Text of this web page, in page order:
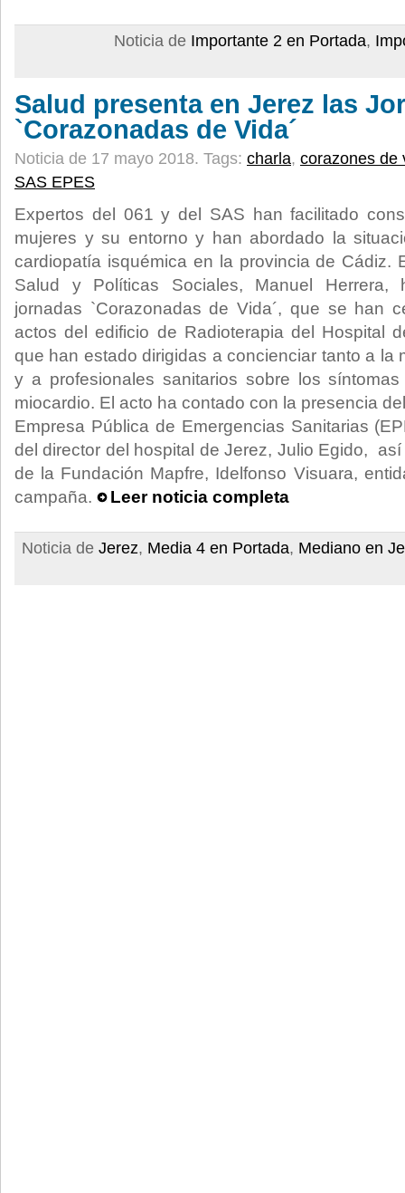
Noticia de Importante 2 en Portada,
Salud presenta en Jerez las
`Corazonadas de Vida´
Noticia de 17 mayo 2018. Tags: charla, corazones de
SAS EPES
Expertos del 061 y del SAS han facilitado
mujeres y su entorno y han abordado la
cardiopatía isquémica en la provincia de Cádiz.
Salud y Políticas Sociales, Manuel Herrera,
jornadas `Corazonadas de Vida´, que se han
actos del edificio de Radioterapia del Hospital
que han estado dirigidas a concienciar tanto a la
y a profesionales sanitarios sobre los
miocardio. El acto ha contado con la presencia
Empresa Pública de Emergencias Sanitarias
del director del hospital de Jerez, Julio Egido,
de la Fundación Mapfre, Idelfonso Visuara,
campaña.
Leer noticia completa
Noticia de Jerez, Media 4 en Portada, Mediano en